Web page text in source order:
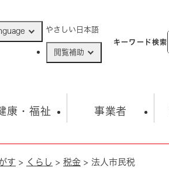
やさしい日本語
閲覧補助
キーワード検索
籍 子育て
康・福祉
福祉・健康・生活
事業者
入札・契約情報
観光スポット
市の概要
す > くらし > 税金 > 法人市民税